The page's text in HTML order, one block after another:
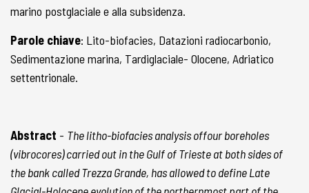
marino postglaciale e alla subsidenza.
Parole chiave: Lito-biofacies, Datazioni radiocarbonio,
Sedimentazione marina, Tardiglaciale- Olocene, Adriatico
settentrionale.
Abstract - The litho-biofacies analysis offour boreholes
(vibrocores) carried out in the Gulf of Trieste at both sides of
the bank called Trezza Grande, has allowed to define Late